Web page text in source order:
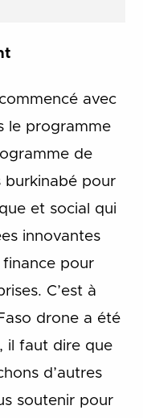
avec
le programme
de
burkinabé pour
et social qui
innovantes
finance pour
C’est à
drone a été
il faut dire que
d’autres
soutenir pour